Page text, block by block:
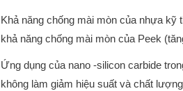
Khả năng chống mài mòn của nhựa kỹ
khả năng chống mài mòn của Peek
Ứng dụng của nano -silicon carbide
không làm giảm hiệu suất và chất